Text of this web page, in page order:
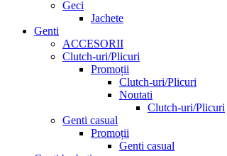
Geci
Jachete
Genti
ACCESORII
Clutch-uri/Plicuri
Promoții
Clutch-uri/Plicuri
Noutati
Clutch-uri/Plicuri
Genti casual
Promoții
Genti casual